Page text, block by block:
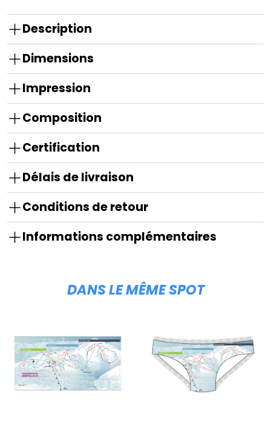
Description
Dimensions
Impression
Composition
Certification
Délais de livraison
Conditions de retour
Informations complémentaires
DANS LE MÊME SPOT